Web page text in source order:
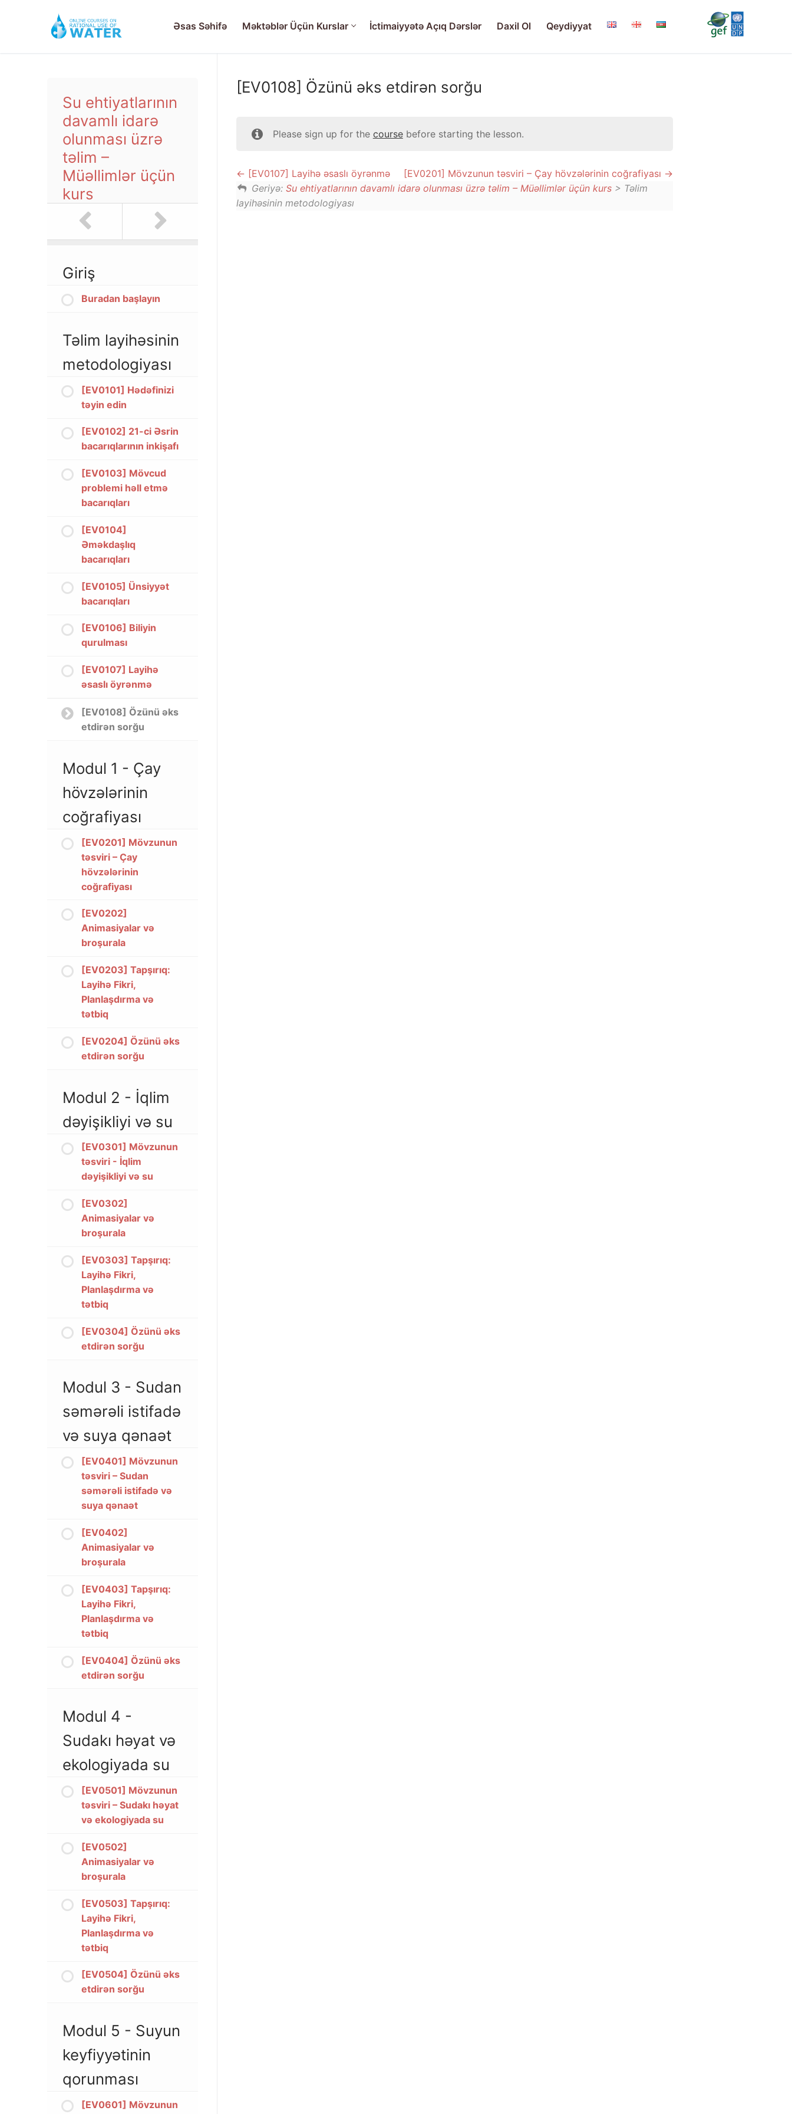
Əsas Səhifə Məktəblər Üçün Kurslar İctimaiyyətə Açıq Dərslər Daxil Ol Qeydiyyat
Məktəblər Üçün Kurslar
III-V siniflər – Sudan səmərəli istifadə
VI-VIII siniflər – Sudan səmərəli istifadə
Qeydiyyat
[EV0108] Özünü əks etdirən sorğu
Please sign up for the coursebefore starting the lesson.
[EV0107] Layihə əsaslı öyrənmə
[EV0201] Mövzunun təsviri – Çay hövzələrinin coğrafiyası
Geriyə: Su ehtiyatlarının davamlı idarə olunması üzrə təlim – Müəllimlər üçün kurs> Təlim
layihəsinin metodologiyası
Su ehtiyatlarının
davamlı idarə
olunması üzrə
təlim –
Müəllimlər üçün
kurs
Giriş
Buradan başlayın
Təlim layihəsinin
metodologiyası
[EV0101] Hədəfinizi
təyin edin
[EV0102] 21-ci Əsrin
bacarıqlarının inkişafı
[EV0103] Mövcud
problemi həll etmə
bacarıqları
[EV0104]
Əməkdaşlıq
bacarıqları
[EV0105] Ünsiyyət
bacarıqları
[EV0106] Biliyin
qurulması​
[EV0107] Layihə
əsaslı öyrənmə
[EV0108] Özünü əks
etdirən sorğu
Modul 1 - Çay
hövzələrinin
coğrafiyası
[EV0201] Mövzunun
təsviri – Çay
hövzələrinin
coğrafiyası
[EV0202]
Animasiyalar və
broşurala
[EV0203] Tapşırıq:
Layihə Fikri,
Planlaşdırma və
tətbiq
[EV0204] Özünü əks
etdirən sorğu
Modul 2 - İqlim
dəyişikliyi və su
[EV0301] Mövzunun
təsviri - İqlim
dəyişikliyi və su
[EV0302]
Animasiyalar və
broşurala
[EV0303] Tapşırıq:
Layihə Fikri,
Planlaşdırma və
tətbiq
[EV0304] Özünü əks
etdirən sorğu
Modul 3 - Sudan
səmərəli istifadə
və suya qənaət
[EV0401] Mövzunun
təsviri – Sudan
səmərəli istifadə və
suya qənaət
[EV0402]
Animasiyalar və
broşurala
[EV0403] Tapşırıq:
Layihə Fikri,
Planlaşdırma və
tətbiq
[EV0404] Özünü əks
etdirən sorğu
Modul 4 -
Sudakı həyat və
ekologiyada su
[EV0501] Mövzunun
təsviri – Sudakı həyat
və ekologiyada su
[EV0502]
Animasiyalar və
broşurala
[EV0503] Tapşırıq:
Layihə Fikri,
Planlaşdırma və
tətbiq
[EV0504] Özünü əks
etdirən sorğu
Modul 5 - Suyun
keyfiyyətinin
qorunması
[EV0601] Mövzunun